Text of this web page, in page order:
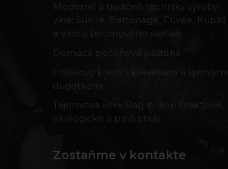
Moderné a tradičné techniky výroby
vína: Sur-lie, Battonage, Cuvée, Kupáž
a víno z betónového vajíčka
Domáca pečeňová paštéka
Hráškový krém s krevetami a syrovými
dugetkami
Tajomstvá vín v Bag in Box: Praktické,
ekologické a plné chuti
Zostaňme v kontakte